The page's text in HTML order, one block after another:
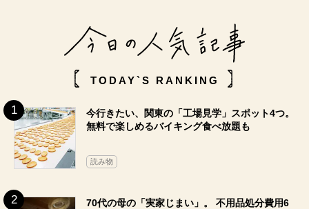
TODAY`S RANKING
今行きたい、関東の「工場見学」スポット4つ。
無料で楽しめるバイキング食べ放題も
読み物
70代の母の「実家じまい」。 不用品処分費用6